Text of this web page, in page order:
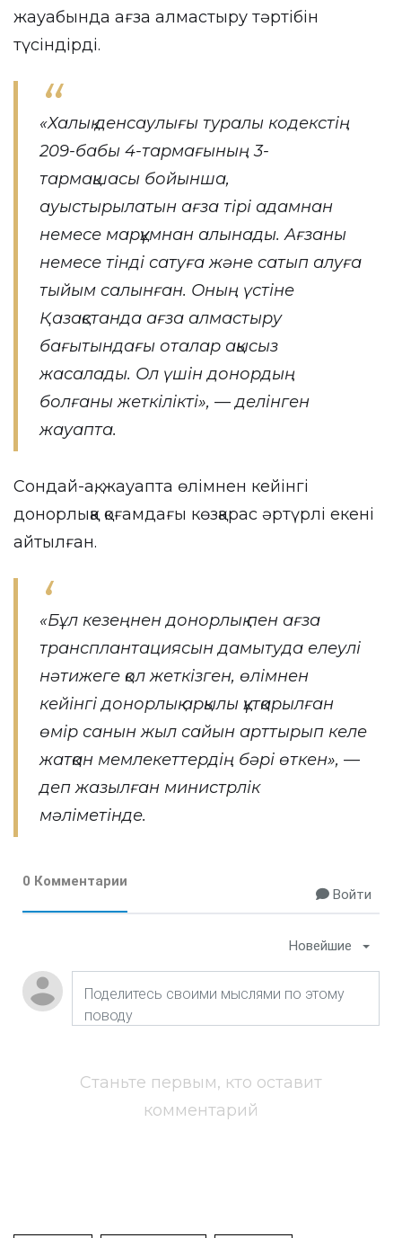
жауабында ағза алмастыру тәртібін
түсіндірді.
«Халық денсаулығы туралы кодекстің
209-бабы 4-тармағының 3-
тармақшасы бойынша,
ауыстырылатын ағза тірі адамнан
немесе марқұмнан алынады. Ағзаны
немесе тінді сатуға және сатып алуға
тыйым салынған. Оның үстіне
Қазақстанда ағза алмастыру
бағытындағы оталар ақысыз
жасалады. Ол үшін донордың
болғаны жеткілікті», — делінген
жауапта.
Сондай-ақ, жауапта өлімнен кейінгі
донорлыққа қоғамдағы көзқарас әртүрлі екені
айтылған.
«Бұл кезеңнен донорлық пен ағза
трансплантациясын дамытуда елеулі
нәтижеге қол жеткізген, өлімнен
кейінгі донорлық арқылы құтқарылған
өмір санын жыл сайын арттырып келе
жатқан мемлекеттердің бәрі өткен», —
деп жазылған министрлік
мәліметінде.
0 Комментарии
Войти
Новейшие
Станьте первым, кто оставит
комментарий